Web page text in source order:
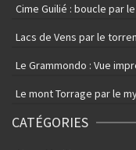
Cime Guilié : boucle par
Lacs de Vens par le
Le Grammondo : Vue
Le mont Torrage par le
CATÉGORIES